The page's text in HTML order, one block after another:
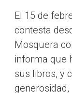
El 15 de
contesta
Mosquera
informa que
sus libros, y